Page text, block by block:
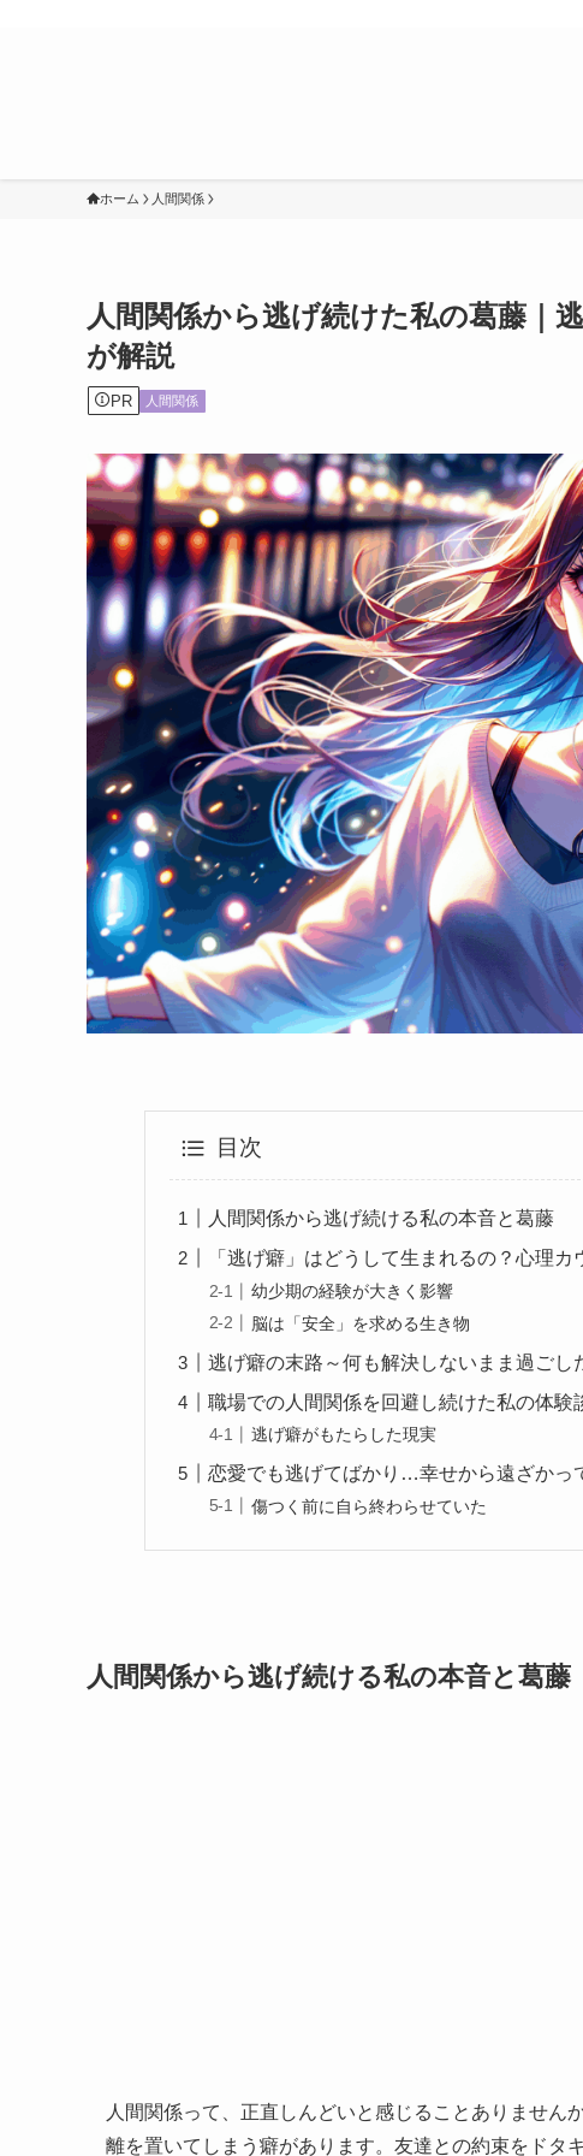
ホーム 人間関係
人間関係から逃げ続けた私の葛藤｜
が解説
PR 人間関係
目次
人間関係から逃げ続ける私の本音と葛藤
「逃げ癖」はどうして生まれるの？心理
幼少期の経験が大きく影響
脳は「安全」を求める生き物
逃げ癖の末路～何も解決しないまま過ごし
職場での人間関係を回避し続けた私の体験
逃げ癖がもたらした現実
恋愛でも逃げてばかり…幸せから遠ざかっ
傷つく前に自ら終わらせていた
人間関係から逃げ続ける私の本音と葛藤
人間関係って、正直しんどいと感じることありませ
離を置いてしまう癖があります。友達との約束をドタ